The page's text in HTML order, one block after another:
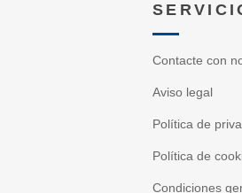
Contacte con
Aviso legal
Política de
Política de
Condiciones